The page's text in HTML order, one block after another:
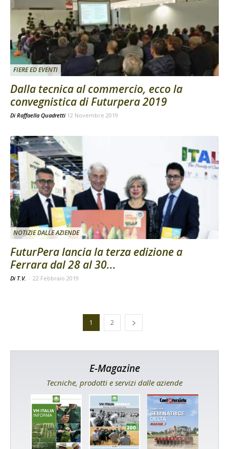
FIERE ED EVENTI
Dalla tecnica al commercio, ecco la
convegnistica di Futurpera 2019
Di Raffaella Quadretti 12 Novembre 2019
NOTIZIE DALLE AZIENDE
FuturPera lancia la terza edizione a
Ferrara dal 28 al 30...
Di T.V. - 22 Febbraio 2019
1 2
E-Magazine
Tecniche, prodotti e servizi dalle aziende